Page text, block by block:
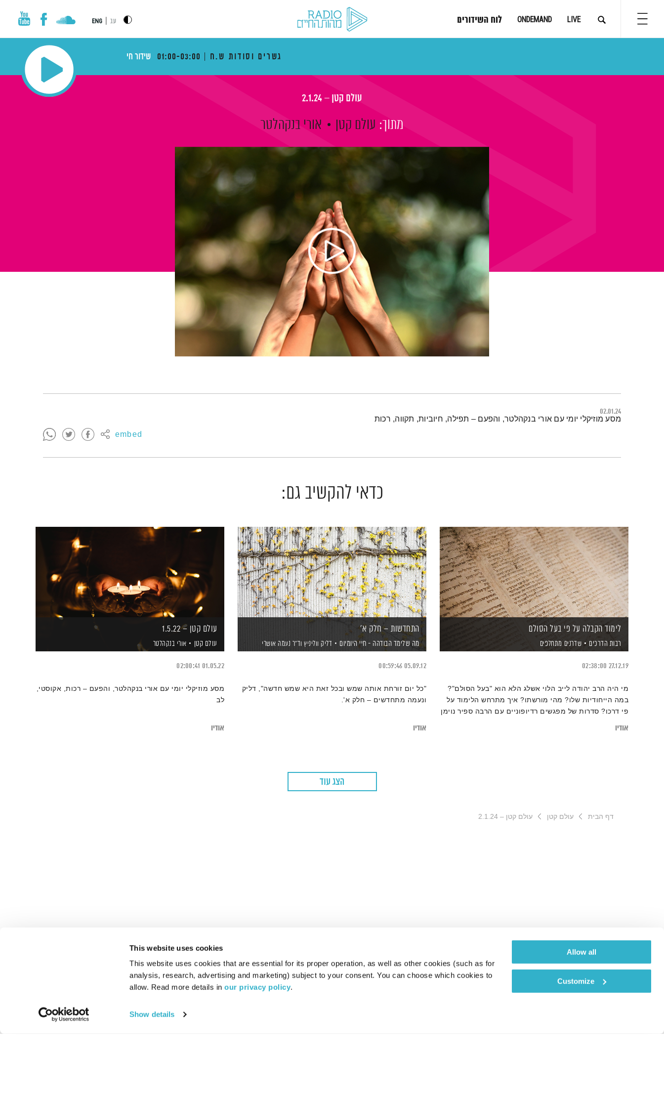
This website uses cookies
This website uses cookies that are essential for its proper operation, as well as other cookies (such as for
analysis, research, advertising and marketing) subject to your consent. You can choose which cookies to
allow. Read more details in our privacy policy.
Show details
Allow all
Customize
LIVE
ONDEMAND לוח השידורים עב ENG
גשרים וסודות ש.ח 01:00-03:00 שידור חי
עולם קטן – 2.1.24
מתוך: עולם קטן אורי בנקהלטר
02.01.24
embed
תמצית הפודקאסט
מסע מוזיקלי יומי עם אורי בנקהלטר, והפעם – תפילה, חיוביות, תקווה, רכות
כדאי להקשיב גם:
לימוד הקבלה על פי בעל הסולם
רבות הדרכים שדרנים מתחלפים
27.12.19
02:38:00
מי היה הרב יהודה לייב הלוי אשלג הלא הוא "בעל הסולם"?
במה הייחודיות שלו? מהי מורשתו? איך מתרחש הלימוד על
פי דרכו? סדרות של מפגשים רדיופוניים עם הרבה ספיר נוימן
אודיו
התחדשות – חלק א'
מה שלימד הבודהה - חיי היומיום דליק ווליניץ וד"ר נעמה אושרי
05.09.12
00:59:46
"כל יום זורחת אותה שמש ובכל זאת היא שמש חדשה", דליק
ונעמה מתחדשים – חלק א'.
אודיו
עולם קטן – 1.5.22
עולם קטן אורי בנקהלטר
01.05.22
02:00:41
מסע מוזיקלי יומי עם אורי בנקהלטר, והפעם – רכות, אקוסטי,
לב
אודיו
הצג עוד
דף הבית עולם קטן עולם קטן – 2.1.24